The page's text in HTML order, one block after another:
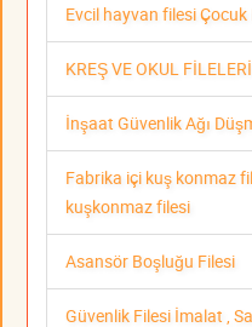
Evcil hayvan filesi
KREŞ VE OKUL FİLELERİ
İnşaat Güvenlik Ağı
Fabrika içi kuş konmaz
kuşkonmaz filesi
Asansör Boşluğu Filesi
Güvenlik Filesi İmalat ,